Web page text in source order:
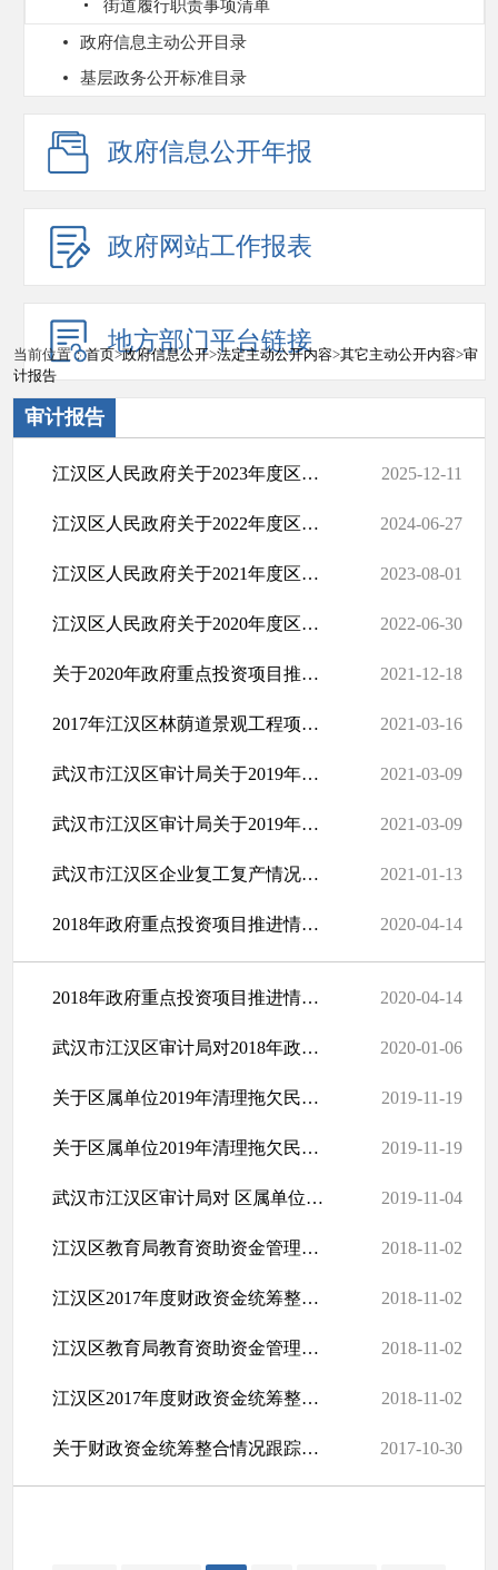
街道履行职责事项清单
政府信息主动公开目录
基层政务公开标准目录
政府信息公开年报
政府网站工作报表
地方部门平台链接
当前位置：首页>政府信息公开>法定主动公开内容>其它主动公开内容>审
计报告
审计报告
江汉区人民政府关于2023年度区级预算执行和其他财政收支的审计工作报告 2025-12-11
江汉区人民政府关于2022年度区级预算执行和其他财政收支的审计工作报告 2024-06-27
江汉区人民政府关于2021年度区级预算执行和其他财政收支的审计工作报告 2023-08-01
江汉区人民政府关于2020年度区级预算执行和其他财政收支的审计工作报告 2022-06-30
关于2020年政府重点投资项目推进情况审计调查报告 2021-12-18
2017年江汉区林荫道景观工程项目审计结果 2021-03-16
武汉市江汉区审计局关于2019年度本级财政预算执行 和其他财政收支... 2021-03-09
武汉市江汉区审计局关于2019年度本级财政预算执行和其他财政收支情... 2021-03-09
武汉市江汉区企业复工复产情况的审计调查报告 2021-01-13
2018年政府重点投资项目推进情况审计调查报告 2020-04-14
2018年政府重点投资项目推进情况审计调查报告 2020-04-14
武汉市江汉区审计局对2018年政府重点投资项目推进情况审计调查的通知 2020-01-06
关于区属单位2019年清理拖欠民营企业中小企业账款情况的审计调查 2019-11-19
关于区属单位2019年清理拖欠民营企业中小企业账款情况的审计调查 2019-11-19
武汉市江汉区审计局对 区属单位2019年清理拖欠民营企业中小企业账款... 2019-11-04
江汉区教育局教育资助资金管理及政策法规执行情况的审计报告 2018-11-02
江汉区2017年度财政资金统筹整合情况跟踪审计调查报告 2018-11-02
江汉区教育局教育资助资金管理及政策法规执行情况的审计报告 2018-11-02
江汉区2017年度财政资金统筹整合情况跟踪审计调查报告 2018-11-02
关于财政资金统筹整合情况跟踪审计调查报告 2017-10-30